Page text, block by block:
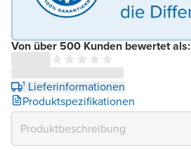
Von über 500 Kunden bewertet als:
¹ Lieferinformationen
Produktspezifikationen